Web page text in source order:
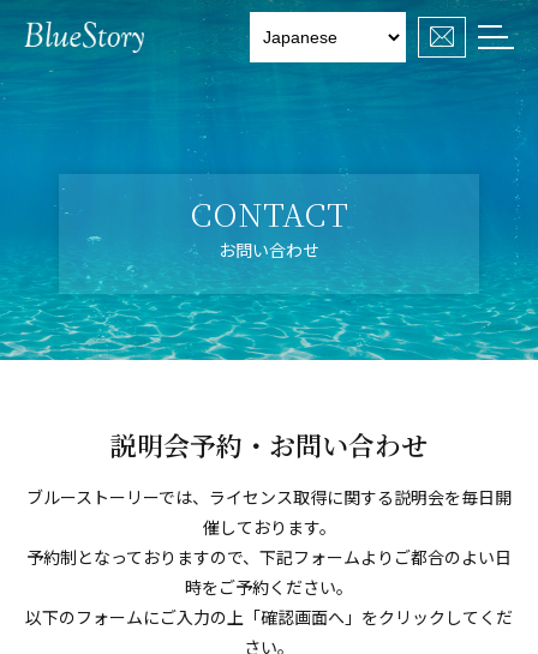

CONTACT
お問い合わせ
説明会予約・お問い合わせ
ブルーストーリーでは、ライセンス取得に関する説明会を毎日開
催しております。
予約制となっておりますので、下記フォームよりご都合のよい日
時をご予約ください。
以下のフォームにご入力の上「確認画面へ」をクリックしてくだ
さい。